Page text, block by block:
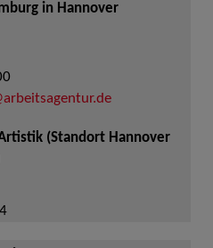
in Hannover
(Standort Hannover